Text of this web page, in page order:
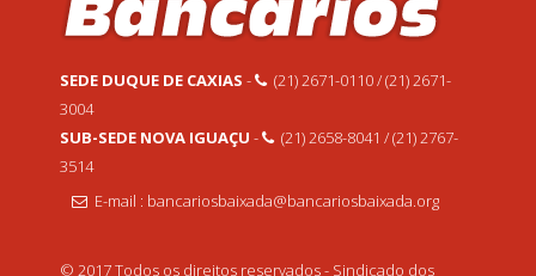
SEDE DUQUE DE CAXIAS -
(21) 2671-0110 / (21) 2671-
3004
SUB-SEDE NOVA IGUAÇU -
(21) 2658-8041 / (21) 2767-
3514
E-mail : bancariosbaixada@bancariosbaixada.org
© 2017 Todos os direitos reservados - Sindicado dos